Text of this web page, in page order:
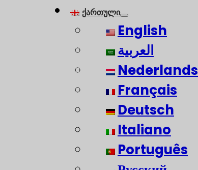
ქართული
English
العربية
Nederlands
Français
Deutsch
Italiano
Português